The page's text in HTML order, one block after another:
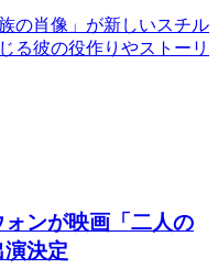
の肖像」が新しいスチル
る彼の役作りやストーリ
ンが映画「二人の
決定